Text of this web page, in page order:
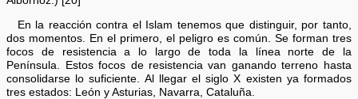
En la reacción contra el Islam tenemos que distinguir, por tanto,
dos momentos. En el primero, el peligro es común. Se forman tres
focos de resistencia a lo largo de toda la línea norte de la
Península. Estos focos de resistencia van ganando terreno hasta
consolidarse lo suficiente. Al llegar el siglo X existen ya formados
tres estados: León y Asturias, Navarra, Cataluña.